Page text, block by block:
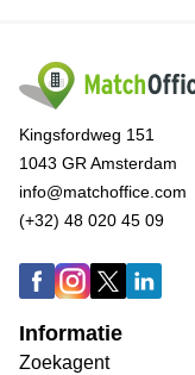
Kingsfordweg 151
1043 GR Amsterdam
info@matchoffice.com
(+32) 48 020 45 09
Informatie
Zoekagent